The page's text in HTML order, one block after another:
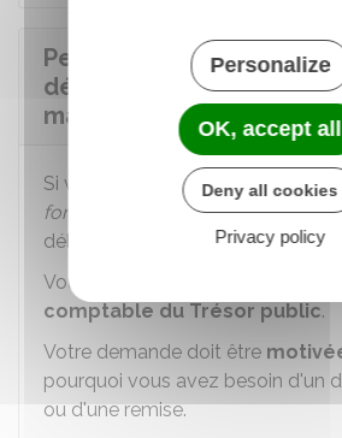
Peut-on demander une
délai pour payer une
majorée ?
Si vous avez des difficultés à
forfaitaire
majorée, vous pouvez
délai de paiement ou uneremise
Vous devez envoyer votre
comptable du Trésor public.
Votre demande doit être
pourquoi vous avez besoin d'un
ou d'une remise.
Personalize
OK, accept all
Deny all cookies
Privacy policy